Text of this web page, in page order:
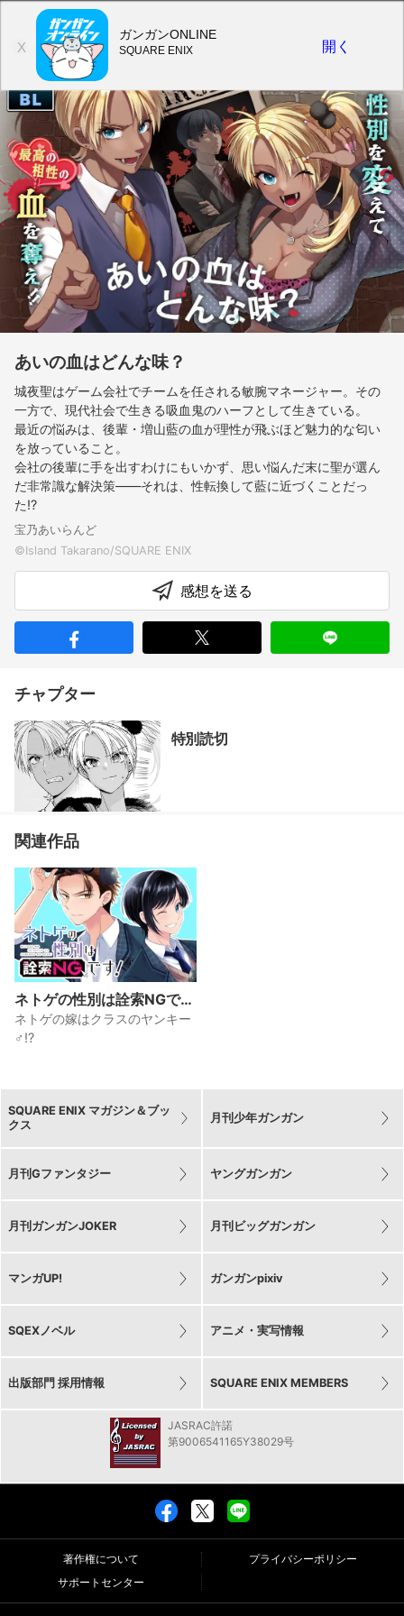
あいの血はどんな味？
城夜聖はゲーム会社でチームを任される敏腕マネージャー。その
一方で、現代社会で生きる吸血鬼のハーフとして生きている。
最近の悩みは、後輩・増山藍の血が理性が飛ぶほど魅力的な匂い
を放っていること。
会社の後輩に手を出すわけにもいかず、思い悩んだ末に聖が選ん
だ非常識な解決策――それは、性転換して藍に近づくことだっ
た!?
宝乃あいらんど
感想を送る
チャプター
特別読切
関連作品
ネトゲの性別は詮索NGで
す!
ネトゲの嫁はクラスのヤンキー
♂!?
SQUARE ENIX マガジン＆ブッ
クス
月刊少年ガンガン
月刊Gファンタジー ヤングガンガン
月刊ガンガンJOKER 月刊ビッグガンガン
マンガUP! ガンガンpixiv
SQEXノベル アニメ・実写情報
出版部門 採用情報 SQUARE ENIX MEMBERS
JASRAC許諾
第9006541165Y38029号
著作権について
プライバシーポリシー
サポートセンター
X
ガンガンONLINE
SQUARE ENIX 開く